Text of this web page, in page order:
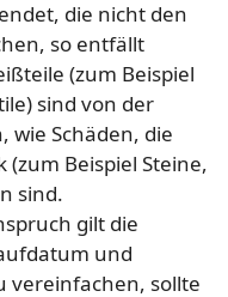
die nicht den
so entfällt
(zum Beispiel
sind von der
wie Schäden, die
Beispiel Steine,
sind.
gilt die
und
vereinfachen, sollte